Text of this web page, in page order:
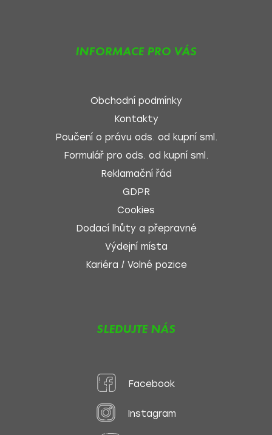
INFORMACE PRO VÁS
Obchodní podmínky
Kontakty
Poučení o právu ods. od kupní sml.
Formulář pro ods. od kupní sml.
Reklamační řád
GDPR
Cookies
Dodací lhůty a přepravné
Výdejní místa
Kariéra / Volné pozice
SLEDUJTE NÁS
Facebook
Instagram